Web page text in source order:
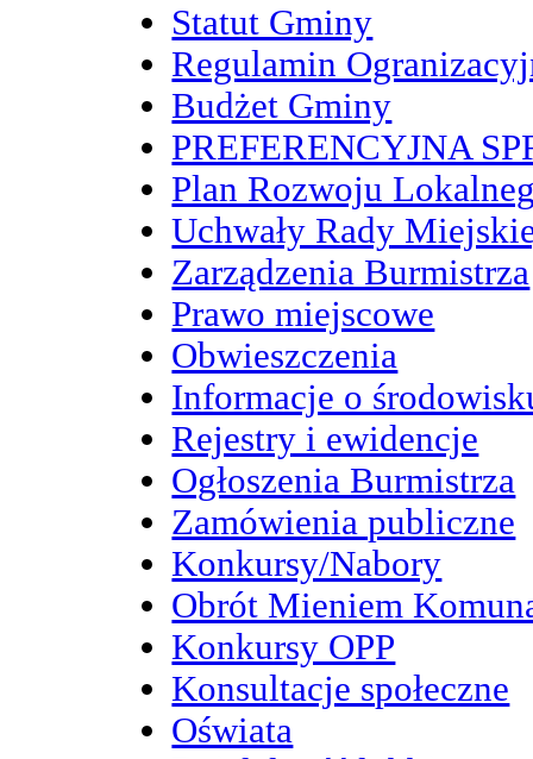
Statut Gminy
Regulamin
Budżet Gminy
PREFERENCYJNA
Plan Rozwoju
Uchwały Rady
Zarządzenia Burmistrza
Prawo miejscowe
Obwieszczenia
Informacje o
Rejestry i ewidencje
Ogłoszenia Burmistrza
Zamówienia publiczne
Konkursy/Nabory
Obrót Mieniem
Konkursy OPP
Konsultacje społeczne
Oświata